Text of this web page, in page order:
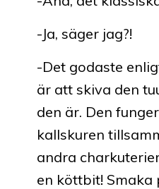
-Ja, säger jag?!
-Det godaste
är att skiva den
den är. Den
kallskuren
andra
en köttbit! Smaka